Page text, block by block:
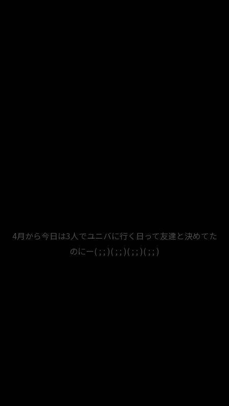
4月から今日は3人でユニバに行く日って友達と決めてた
のにー( ; ; )( ; ; )( ; ; )( ; ; )